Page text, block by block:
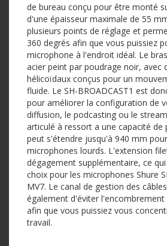
de bureau conçu pour être monté
d'une épaisseur maximale de 55
plusieurs points de réglage et
360 degrés afin que vous puissiez
microphone à l'endroit idéal. Le
acier peint par poudrage noir, avec
hélicoïdaux conçus pour un
fluide. Le SH-BROADCAST1 est
pour améliorer la configuration de
diffusion, le podcasting ou le
articulé à ressort a une capacité de
peut s'étendre jusqu'à 940 mm
microphones lourds. L'extension
dégagement supplémentaire, ce
choix pour les microphones Shure
MV7. Le canal de gestion des
également d'éviter
afin que vous puissiez vous
travail.